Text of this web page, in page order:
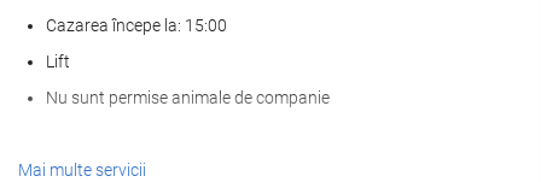
Cazarea începe la: 15:00
Lift
Nu sunt permise animale de companie
SPA
Mai multe servicii